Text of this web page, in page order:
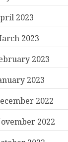
2023
2023
2023
2023
2022
2022